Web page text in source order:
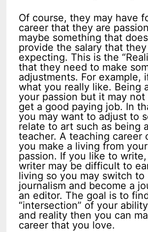
Of course, they may have
career that they are
maybe something that
provide the salary that they
expecting. This is the
that they need to make
adjustments. For example,
what you really like. Being
your passion but it may
get a good paying job. In
you may want to adjust to
relate to art such as being
teacher. A teaching career
you make a living from
passion. If you like to
writer may be difficult to
living so you may switch to
journalism and become a
an editor. The goal is to
“intersection” of your
and reality then you can
career that you love.